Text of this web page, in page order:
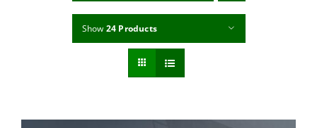
Show 24 Products